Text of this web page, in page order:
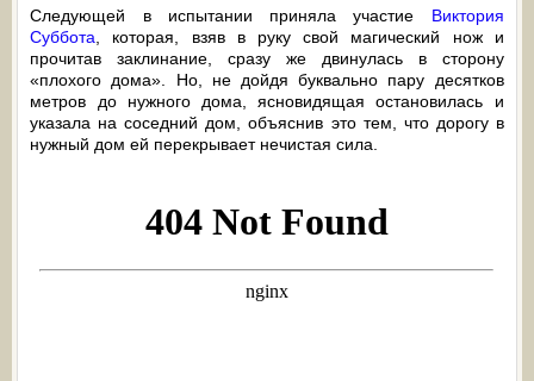
Следующей в испытании приняла участие Виктория
Суббота , которая, взяв в руку свой магический нож и
прочитав заклинание, сразу же двинулась в сторону
«плохого дома». Но, не дойдя буквально пару десятков
метров до нужного дома, ясновидящая остановилась и
указала на соседний дом, объяснив это тем, что дорогу в
нужный дом ей перекрывает нечистая сила.